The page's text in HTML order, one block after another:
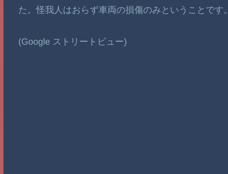
た。怪我人はおらず車両の損傷のみということです。
(Google ストリートビュー)